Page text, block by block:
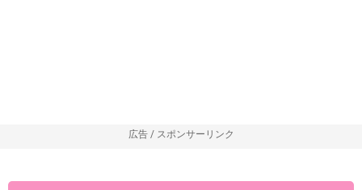
広告 / スポンサーリンク